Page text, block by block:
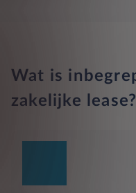
Wat is
zakelijke lease?